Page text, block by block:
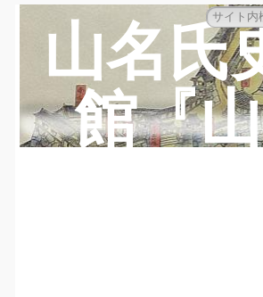
山名氏
館『